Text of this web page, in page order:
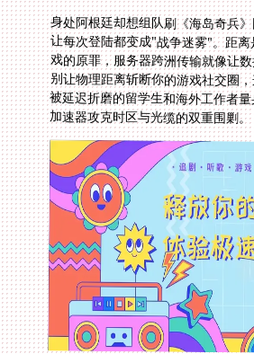
身处阿根廷却想组队刷《海岛奇兵
让每次登陆都变成"战争迷雾"。距
戏的原罪，服务器跨洲传输就像让
别让物理距离斩断你的游戏社交圈
被延迟折磨的留学生和海外工作者
加速器攻克时区与光缆的双重围剿。